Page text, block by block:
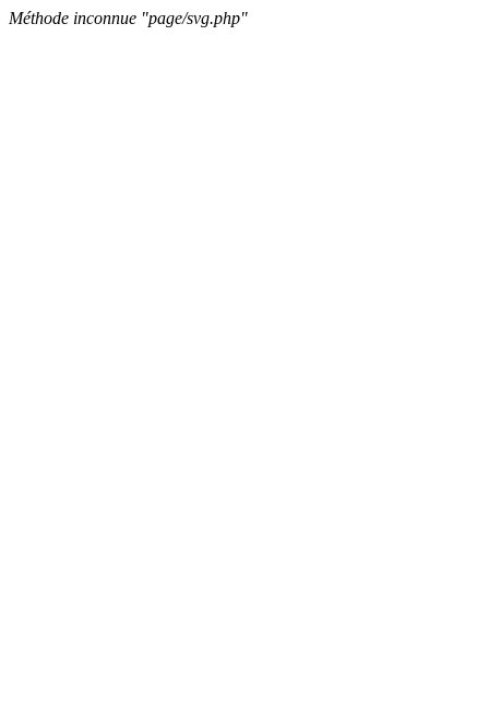
Méthode inconnue "page/svg.php"